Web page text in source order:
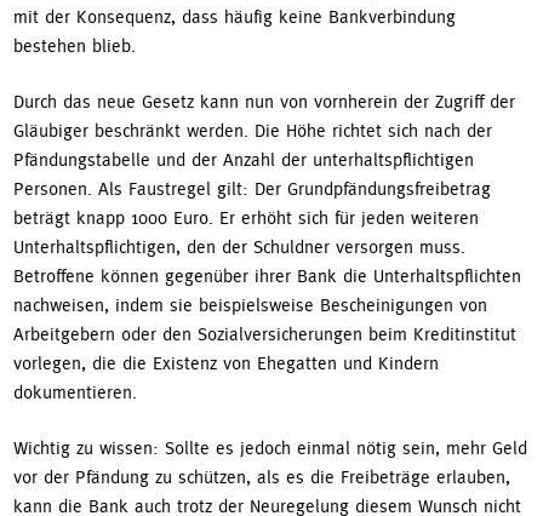
mit der Konsequenz, dass häufig keine Bankverbindung
bestehen blieb.
Durch das neue Gesetz kann nun von vornherein der Zugriff der
Gläubiger beschränkt werden. Die Höhe richtet sich nach der
Pfändungstabelle und der Anzahl der unterhaltspflichtigen
Personen. Als Faustregel gilt: Der Grundpfändungsfreibetrag
beträgt knapp 1000 Euro. Er erhöht sich für jeden weiteren
Unterhaltspflichtigen, den der Schuldner versorgen muss.
Betroffene können gegenüber ihrer Bank die Unterhaltspflichten
nachweisen, indem sie beispielsweise Bescheinigungen von
Arbeitgebern oder den Sozialversicherungen beim Kreditinstitut
vorlegen, die die Existenz von Ehegatten und Kindern
dokumentieren.
Wichtig zu wissen: Sollte es jedoch einmal nötig sein, mehr Geld
vor der Pfändung zu schützen, als es die Freibeträge erlauben,
kann die Bank auch trotz der Neuregelung diesem Wunsch nicht